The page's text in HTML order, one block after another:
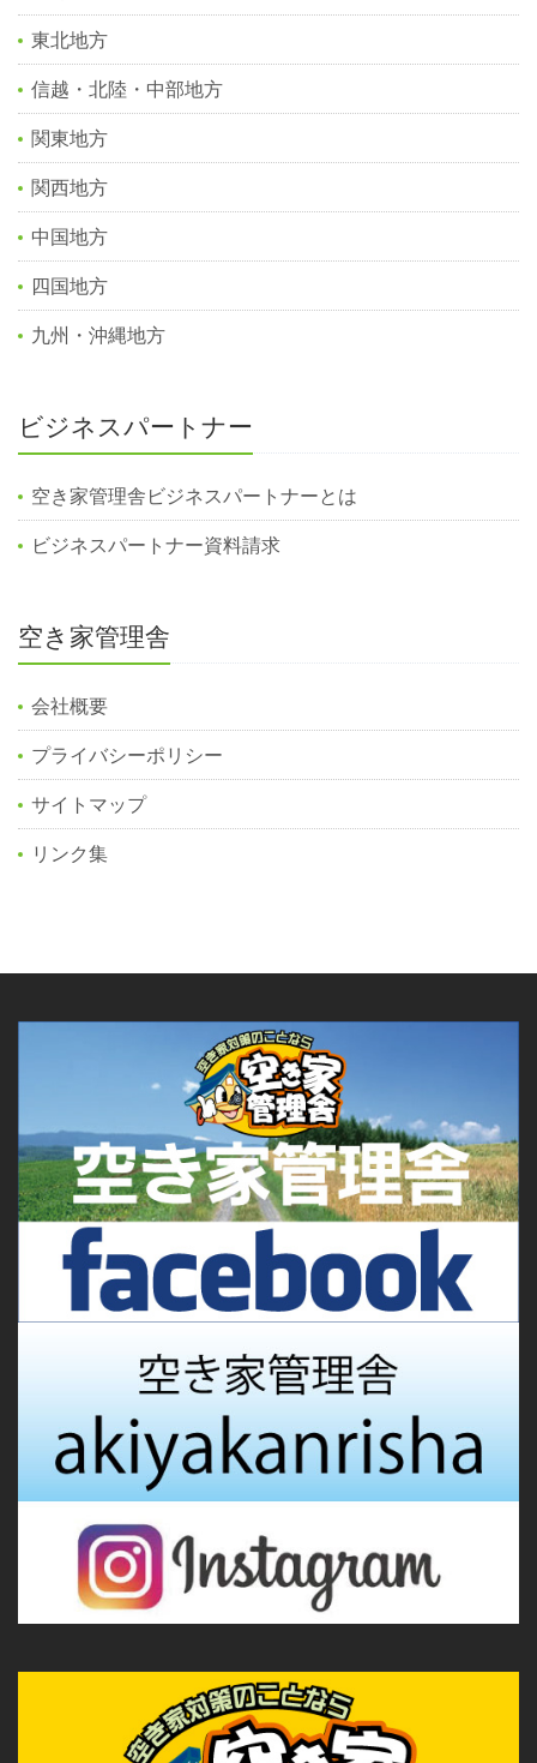
東北地方
信越・北陸・中部地方
関東地方
関西地方
中国地方
四国地方
九州・沖縄地方
ビジネスパートナー
空き家管理舎ビジネスパートナーとは
ビジネスパートナー資料請求
空き家管理舎
会社概要
プライバシーポリシー
サイトマップ
リンク集